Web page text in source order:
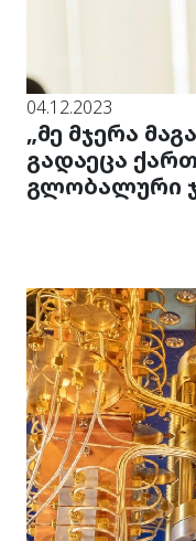
04.12.2023
„მე მჯერა
გადაეცა
გლობალური